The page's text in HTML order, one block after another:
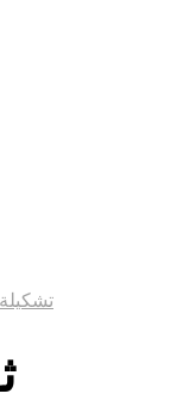
تشكيلة 2020